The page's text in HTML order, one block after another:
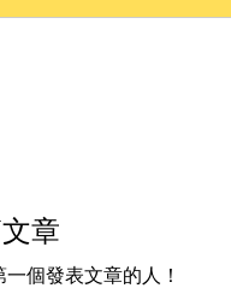
章
個發表文章的人！